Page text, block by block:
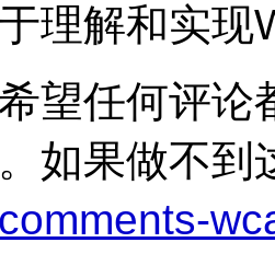
理解和实现
望任何评论
如果做不到